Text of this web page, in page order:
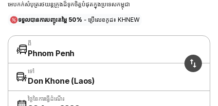
អេបកក់សំបុត្ររថយន្តក្រុងដ៏ទុកចិត្តបំផុតក្នុងប្រទេសកម្ពុជា
ទទួលបានការបញ្ចុះតម្លៃ 50% - ប្រើលេខកូដ៖ KHNEW
ពី
Phnom Penh
ទៅ
Don Khone (Laos)
ថ្ងៃនៃការធ្វើដំណើរ